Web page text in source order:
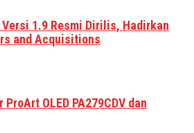
1.9 Resmi Dirilis, Hadirkan
and Acquisitions
OLED PA279CDV dan